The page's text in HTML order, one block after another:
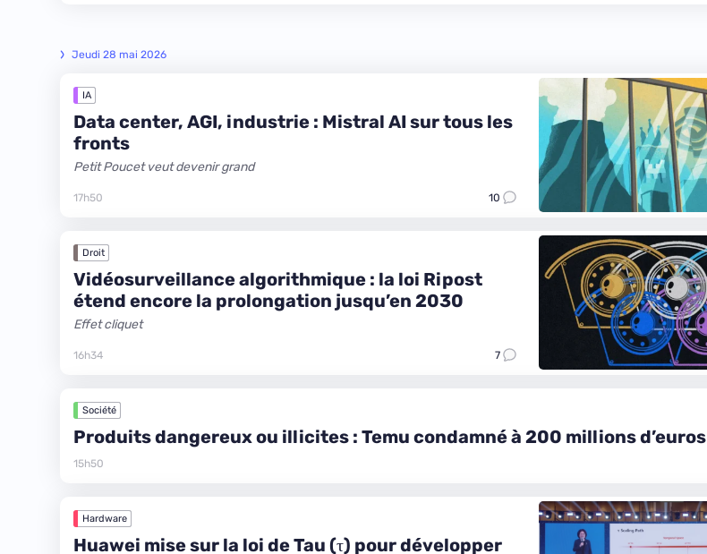
Jeudi 28 mai 2026
IA
Data center, AGI, industrie : Mistral AI sur tous les
fronts
Petit Poucet veut devenir grand
17h50 10
Droit
Vidéosurveillance algorithmique : la loi Ripost
étend encore la prolongation jusqu’en 2030
Effet cliquet
16h34 7
Société
Produits dangereux ou illicites : Temu condamné à 200 millions d’euros
15h50
Hardware
Huawei mise sur la loi de Tau (τ) pour développer